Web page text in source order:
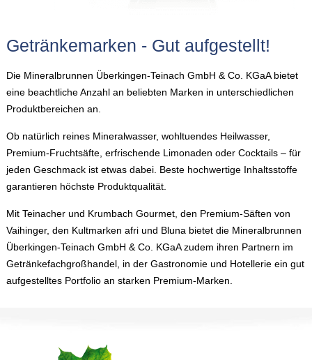
Getränkemarken - Gut aufgestellt!
Die Mineralbrunnen Überkingen-Teinach GmbH & Co. KGaA bietet
eine beachtliche Anzahl an beliebten Marken in unterschiedlichen
Produktbereichen an.
Ob natürlich reines Mineralwasser, wohltuendes Heilwasser,
Premium-Fruchtsäfte, erfrischende Limonaden oder Cocktails – für
jeden Geschmack ist etwas dabei. Beste hochwertige Inhaltsstoffe
garantieren höchste Produktqualität.
Mit Teinacher und Krumbach Gourmet, den Premium-Säften von
Vaihinger, den Kultmarken afri und Bluna bietet die Mineralbrunnen
Überkingen-Teinach GmbH & Co. KGaA zudem ihren Partnern im
Getränkefachgroßhandel, in der Gastronomie und Hotellerie ein gut
aufgestelltes Portfolio an starken Premium-Marken.